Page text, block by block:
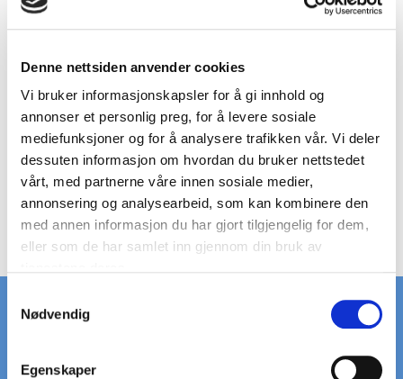
Denne nettsiden anvender cookies
Vi bruker informasjonskapsler for å gi innhold og
annonser et personlig preg, for å levere sosiale
mediefunksjoner og for å analysere trafikken vår. Vi deler
dessuten informasjon om hvordan du bruker nettstedet
vårt, med partnerne våre innen sosiale medier,
annonsering og analysearbeid, som kan kombinere den
med annen informasjon du har gjort tilgjengelig for dem,
eller som de har samlet inn gjennom din bruk av
Nødvendig
Egenskaper
RING +45 97 13 32 11
BESKRIVELSE
Festebeslag - tilbehør
Sikkerhetskjede - L: 600 - 1000 mm
Ankerskrue inkluderer en syntetisk plugg
RASK LEVERING STORT LAGER